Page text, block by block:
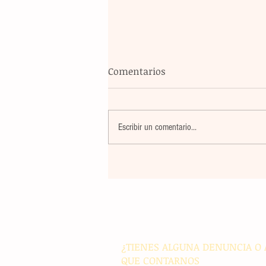
Comentarios
Escribir un comentario...
¿TIENES ALGUNA DENUNCIA O
QUE CONTARNOS